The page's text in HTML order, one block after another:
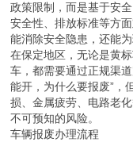
政策限制，而是基于安
安全性、排放标准等方
能消除安全隐患，还能
在保定地区，无论是黄
车，都需要通过正规渠
能开，为什么要报废”，
损、金属疲劳、电路老
不可预知的风险。
车辆报废办理流程